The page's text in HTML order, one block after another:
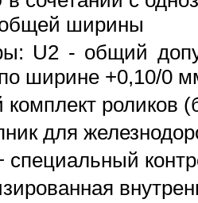
ширины
U2 - общий
ширине +0,10/0
роликов
для
специальный